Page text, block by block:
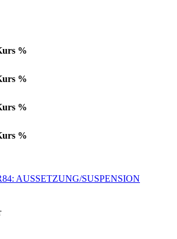
%
%
%
%
AUSSETZUNG/SUSPENSION